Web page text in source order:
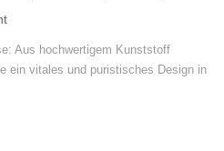
Aus hochwertigem Kunststoff
ein vitales und puristisches Design in